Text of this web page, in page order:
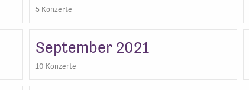
5 Konzerte
September 2021
10 Konzerte